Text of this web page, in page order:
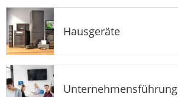
Hausgeräte
Unternehmensführung